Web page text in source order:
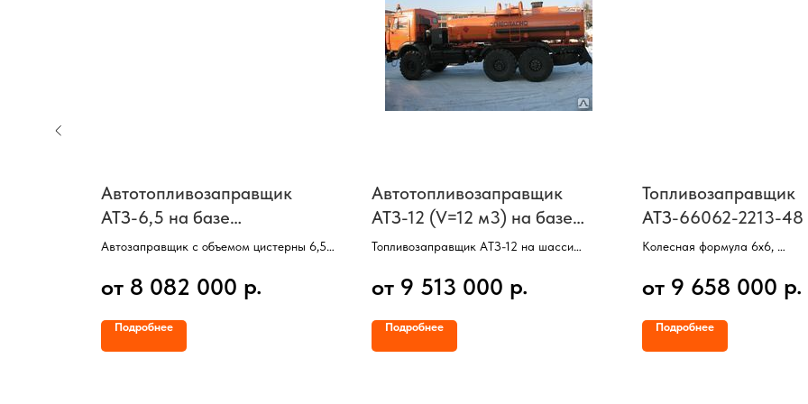
Автотопливозаправщик
АТЗ-6,5 на базе
КамАЗ-4308 (3 отсека)
Автозаправщик с объемом цистерны 6,5
3 отсека,
Насос, Счетчик, Пистолет,
Базовое шасси КамАЗ 4308.
от 8 082 000 р.
Подробнее
Автотопливозаправщик
АТЗ-12 (V=12 м3) на базе
КамАЗ-43118
Топливозаправщик АТЗ-12 на шасси
Колесная формула 6х6,
V цистерны =12 куб/м,
от 9 513 000 р.
Подробнее
Топливозаправщик
АТЗ-66062-2213-48
шасси Камаз-43118
Колесная формула 6х6,
Двигатель КАММИНЗ (300 л/
2 отсека,
от 9 658 000 р.
Подробнее